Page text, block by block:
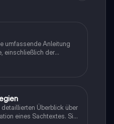
umfassende Anleitung
einschließlich der
Reimschema und
verschiedene
Gedichten und anderen
Schüler, die sich auf
Überblick über
eines Sachtextes. Sie